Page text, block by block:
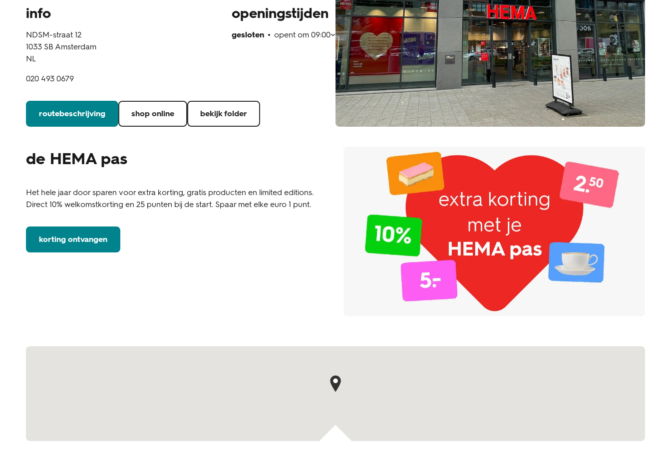
info
NDSM-straat 12
1033 SB Amsterdam
NL
020 493 0679
openingstijden
gesloten opent om 09:00
routebeschrijving shop online bekijk folder
de HEMA pas
Het hele jaar door sparen voor extra korting, gratis producten en limited editions.
Direct 10% welkomstkorting en 25 punten bij de start. Spaar met elke euro 1 punt.
korting ontvangen
Kaartpin